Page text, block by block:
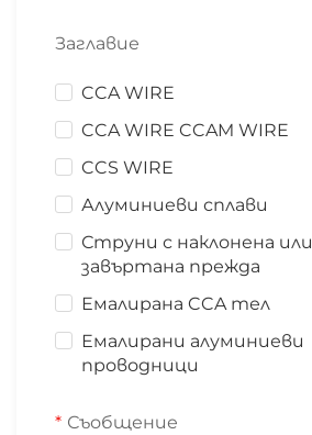
Заглавие
CCA WIRE
CCA WIRE CCAM WIRE
CCS WIRE
Алуминиеви сплави
Струни с наклонена или
завъртана прежда
Емалирана CCA тел
Емалирани алуминиеви
проводници
Съобщение